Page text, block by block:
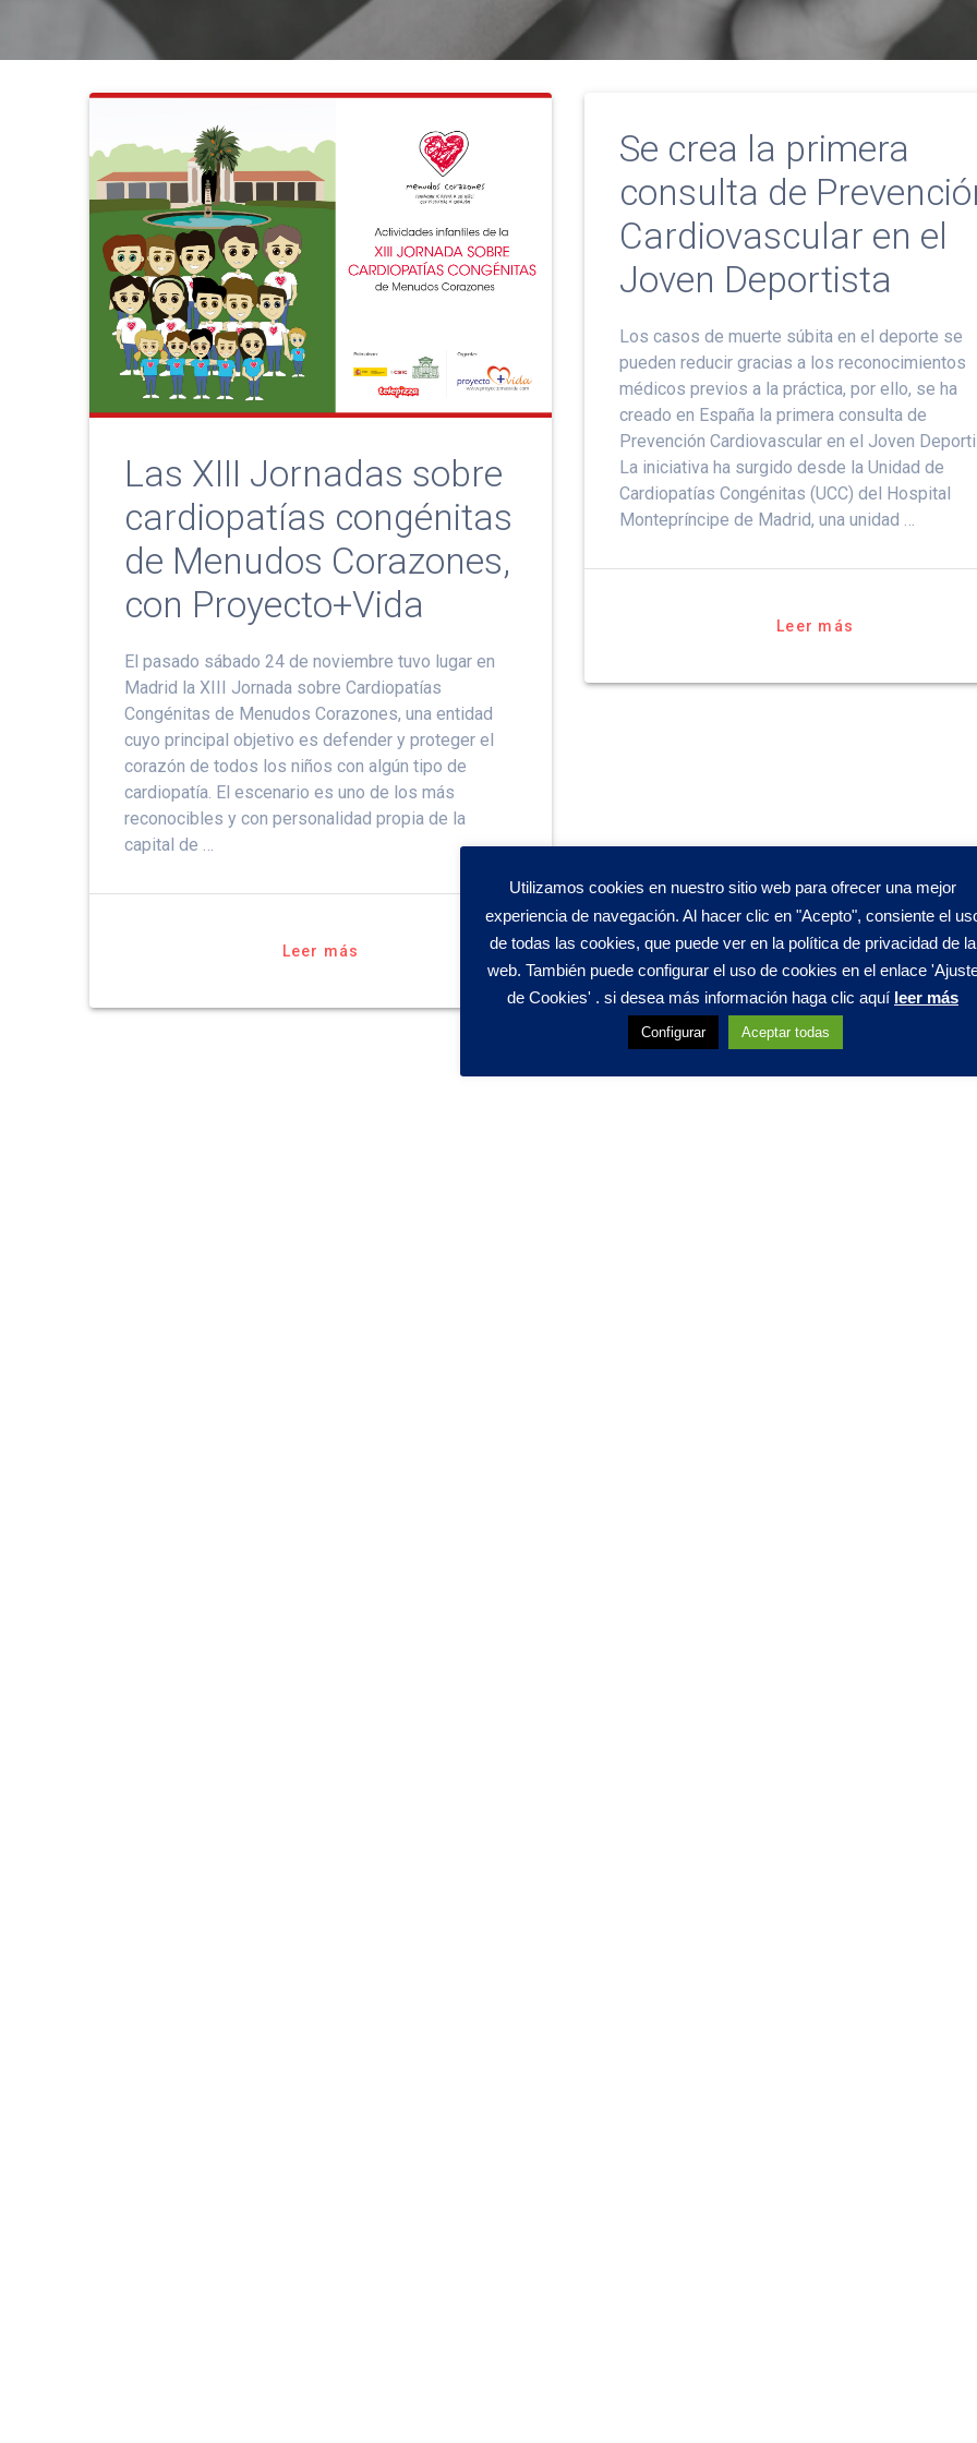
Las XIII Jornadas sobre
cardiopatías congénitas
de Menudos Corazones,
con Proyecto+Vida
El pasado sábado 24 de noviembre tuvo lugar en
Madrid la XIII Jornada sobre Cardiopatías
Congénitas de Menudos Corazones, una entidad
cuyo principal objetivo es defender y proteger el
corazón de todos los niños con algún tipo de
cardiopatía. El escenario es uno de los más
reconocibles y con personalidad propia de la
capital de …
Leer más
Se crea la primera
consulta de
Cardiovascular en el
Joven Deportista
Los casos de muerte súbita en el deporte se
pueden reducir gracias a los reconocimientos
médicos previos a la práctica, por ello, se ha
creado en España la primera consulta de
Prevención Cardiovascular en el Joven
La iniciativa ha surgido desde la Unidad de
Cardiopatías Congénitas (UCC) del Hospital
Montepríncipe de Madrid, una unidad …
Leer más
Utilizamos cookies en nuestro sitio web para ofrecer una mejor
experiencia de navegación. Al hacer clic en "Acepto", consiente el
de todas las cookies, que puede ver en la política de privacidad de la
web. También puede configurar el uso de cookies en el enlace
de Cookies' . si desea más información haga clic aquí leer más
Configurar Aceptar todas